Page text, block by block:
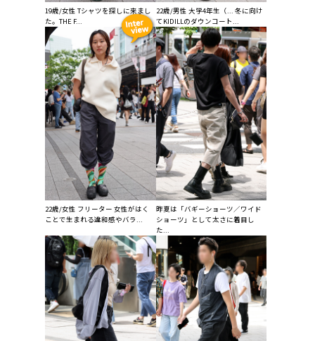
19歳/女性 Tシャツを探しに来まし
た。THE F...
22歳/男性 大学4年生（... 冬に向け
てKIDILLのダウンコート...
22歳/女性 フリーター 女性がはく
ことで生まれる違和感やバラ...
昨夏は「バギーショーツ／ワイド
ショーツ」として太さに着目し
た...